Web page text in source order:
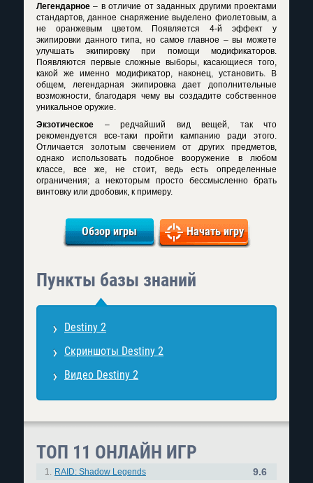
Легендарное – в отличие от заданных другими проектами
стандартов, данное снаряжение выделено фиолетовым, а
не оранжевым цветом. Появляется 4-й эффект у
экипировки данного типа, но самое главное – вы можете
улучшать экипировку при помощи модификаторов.
Появляются первые сложные выборы, касающиеся того,
какой же именно модификатор, наконец, установить. В
общем, легендарная экипировка дает дополнительные
возможности, благодаря чему вы создадите собственное
уникальное оружие.
Экзотическое – редчайший вид вещей, так что
рекомендуется все-таки пройти кампанию ради этого.
Отличается золотым свечением от других предметов,
однако использовать подобное вооружение в любом
классе, все же, не стоит, ведь есть определенные
ограничения; а некоторым просто бессмысленно брать
винтовку или дробовик, к примеру.
Обзор игры Начать игру
Пункты базы знаний
Destiny 2
Скриншоты Destiny 2
Видео Destiny 2
ТОП 11 ОНЛАЙН ИГР
1. RAID: Shadow Legends
9.6